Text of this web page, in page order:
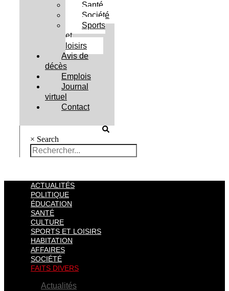
Santé
Société
Sports
et
loisirs
Avis de
décès
Emplois
Journal
virtuel
Contact
× Search
ACTUALITÉS
POLITIQUE
ÉDUCATION
SANTÉ
CULTURE
SPORTS ET LOISIRS
HABITATION
AFFAIRES
SOCIÉTÉ
FAITS DIVERS
Actualités